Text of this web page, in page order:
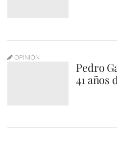
OPINIÓN
Pedro
41 años